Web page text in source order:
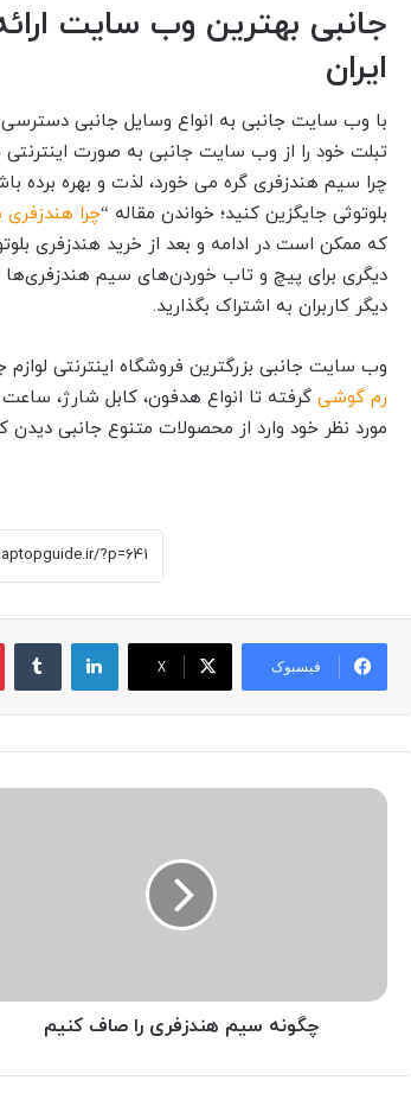
جانبی بهترین وب سایت
ایران
با وب سایت جانبی به انواع وسایل جانبی دسترسی
تبلت خود را از وب سایت جانبی به صورت اینترنتی
چرا سیم هندزفری گره می خورد، لذت و بهره برده
بلوتوثی جایگزین کنید؛ خواندن مقاله “چرا
که ممکن است در ادامه و بعد از خرید هندزفری
دیگری برای پیچ و تاب خوردن‌های سیم هندزفری‌ها
دیگر کاربران به اشتراک بگذارید.
وب سایت جانبی بزرگترین فروشگاه اینترنتی
رم گوشی گرفته تا انواع هدفون، کابل شارژ،
مورد نظر خود وارد از محصولات متنوع جانبی دیدن
فیسبوک X
لینکدین
چ
ه
ز
چگونه سیم هندزفری را صاف کنیم